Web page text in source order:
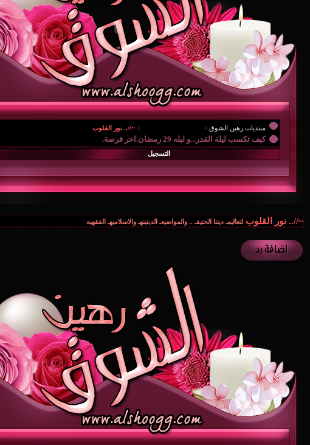
منتديات رهين الشوق >
> ~//.. نور القلوب
كيف تكسب ليلة القدر...و ليله 29 رمضان.اخر فرصة.
التسجيل
~//.. نور القلوب لتعاليمـ ديننا الحنيفـ .. والمواضيعـ الدينينهـ والاسلاميهـ الفقهيه